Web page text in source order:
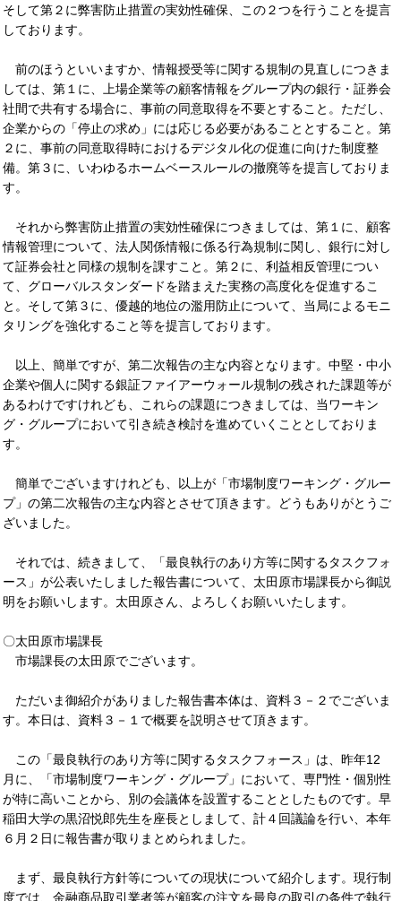
そして第２に弊害防止措置の実効性確保、この２つを行うことを提言
しております。
前のほうといいますか、情報授受等に関する規制の見直しにつきま
しては、第１に、上場企業等の顧客情報をグループ内の銀行・証券会
社間で共有する場合に、事前の同意取得を不要とすること。ただし、
企業からの「停止の求め」には応じる必要があることとすること。第
２に、事前の同意取得時におけるデジタル化の促進に向けた制度整
備。第３に、いわゆるホームベースルールの撤廃等を提言しておりま
す。
それから弊害防止措置の実効性確保につきましては、第１に、顧客
情報管理について、法人関係情報に係る行為規制に関し、銀行に対し
て証券会社と同様の規制を課すこと。第２に、利益相反管理につい
て、グローバルスタンダードを踏まえた実務の高度化を促進するこ
と。そして第３に、優越的地位の濫用防止について、当局によるモニ
タリングを強化すること等を提言しております。
以上、簡単ですが、第二次報告の主な内容となります。中堅・中小
企業や個人に関する銀証ファイアーウォール規制の残された課題等が
あるわけですけれども、これらの課題につきましては、当ワーキン
グ・グループにおいて引き続き検討を進めていくこととしておりま
す。
簡単でございますけれども、以上が「市場制度ワーキング・グルー
プ」の第二次報告の主な内容とさせて頂きます。どうもありがとうご
ざいました。
それでは、続きまして、「最良執行のあり方等に関するタスクフォ
ース」が公表いたしました報告書について、太田原市場課長から御説
明をお願いします。太田原さん、よろしくお願いいたします。
〇太田原市場課長
市場課長の太田原でございます。
ただいま御紹介がありました報告書本体は、資料３－２でございま
す。本日は、資料３－１で概要を説明させて頂きます。
この「最良執行のあり方等に関するタスクフォース」は、昨年12
月に、「市場制度ワーキング・グループ」において、専門性・個別性
が特に高いことから、別の会議体を設置することとしたものです。早
稲田大学の黒沼悦郎先生を座長としまして、計４回議論を行い、本年
６月２日に報告書が取りまとめられました。
まず、最良執行方針等についての現状について紹介します。現行制
度では、金融商品取引業者等が顧客の注文を最良の取引の条件で執行